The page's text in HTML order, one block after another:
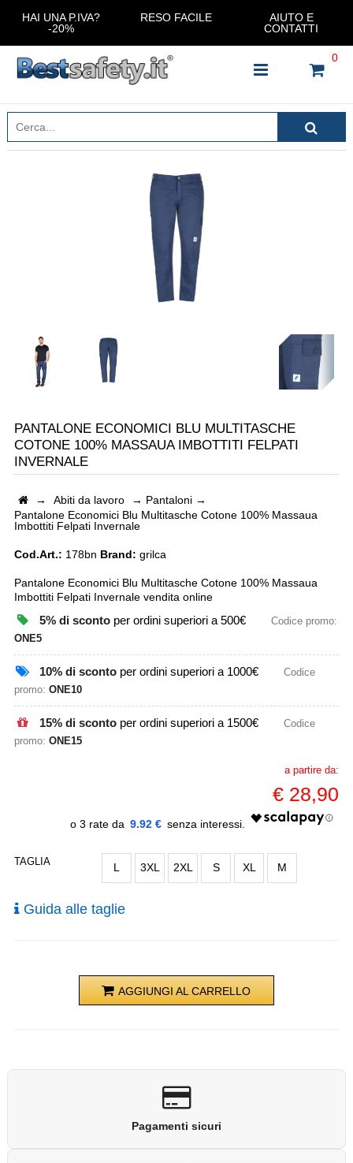
HAI UNA P.IVA?
-20%
RESO FACILE
AIUTO E
CONTATTI
0
INSERISCI IL NOME DEL PRODOTTO CHE STAI
CERCANDO
CHIUDI RICERCA
PANTALONE ECONOMICI BLU MULTITASCHE
COTONE 100% MASSAUA IMBOTTITI FELPATI
INVERNALE
→ Abiti da lavoro → Pantaloni→
Pantalone Economici Blu Multitasche Cotone 100% Massaua
Imbottiti Felpati Invernale
Cod.Art.: 178bn Brand: grilca
Pantalone Economici Blu Multitasche Cotone 100% Massaua
Imbottiti Felpati Invernale vendita online
5% di scontoper ordini superiori a 500€
Codice promo:
ONE5
10% di scontoper ordini superiori a 1000€
Codice
promo: ONE10
15% di scontoper ordini superiori a 1500€
Codice
promo: ONE15
a partire da:
€ 28,90
9.92 €
TAGLIA L 3XL 2XL S XL M
Guida alle taglie
AGGIUNGI AL CARRELLO
Pagamenti sicuri